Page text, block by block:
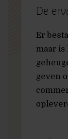
De
Er
maar is
geven